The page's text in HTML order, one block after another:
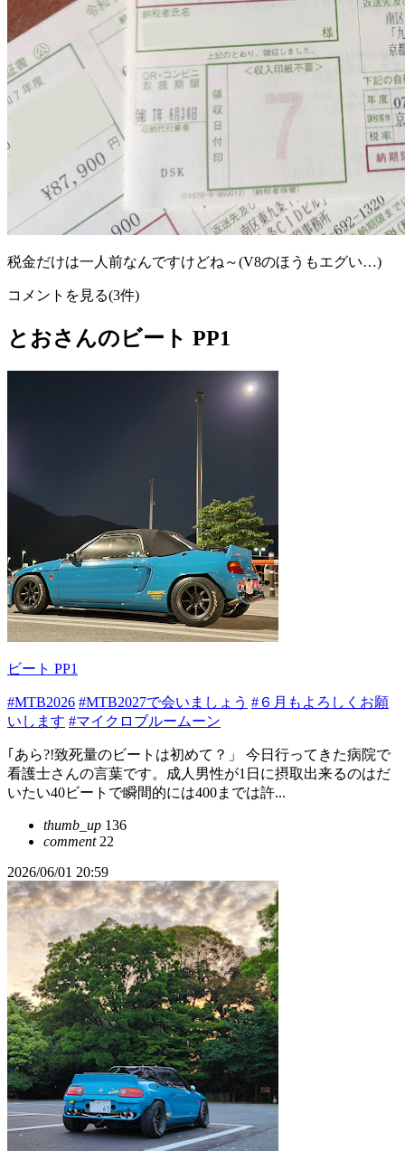
税金だけは一人前なんですけどね～(V8のほうもエグい…)
コメントを見る(3件)
とおさんのビート PP1
ビート PP1
#MTB2026 #MTB2027で会いましょう #６月もよろしくお願
いします #マイクロブルームーン
｢あら?!致死量のビートは初めて？」 今日行ってきた病院で
看護士さんの言葉です。成人男性が1日に摂取出来るのはだ
いたい40ビートで瞬間的には400までは許...
thumb_up 136
comment22
2026/06/01 20:59